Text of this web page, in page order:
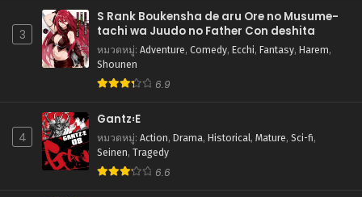
3
S Rank Boukensha de aru Ore no Musume-
tachi wa Juudo no Father Con deshita
หมวดหมู่: Adventure, Comedy, Ecchi, Fantasy, Harem,
Shounen
6.9
4
Gantz꞉E
หมวดหมู่: Action, Drama, Historical, Mature, Sci-fi,
Seinen, Tragedy
6.6